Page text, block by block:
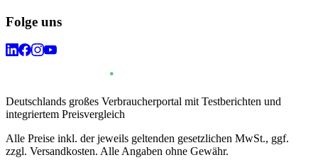
Folge uns
Deutschlands großes Verbraucherportal mit Testberichten und
integriertem Preisvergleich
Alle Preise inkl. der jeweils geltenden gesetzlichen MwSt., ggf.
zzgl. Versandkosten. Alle Angaben ohne Gewähr.